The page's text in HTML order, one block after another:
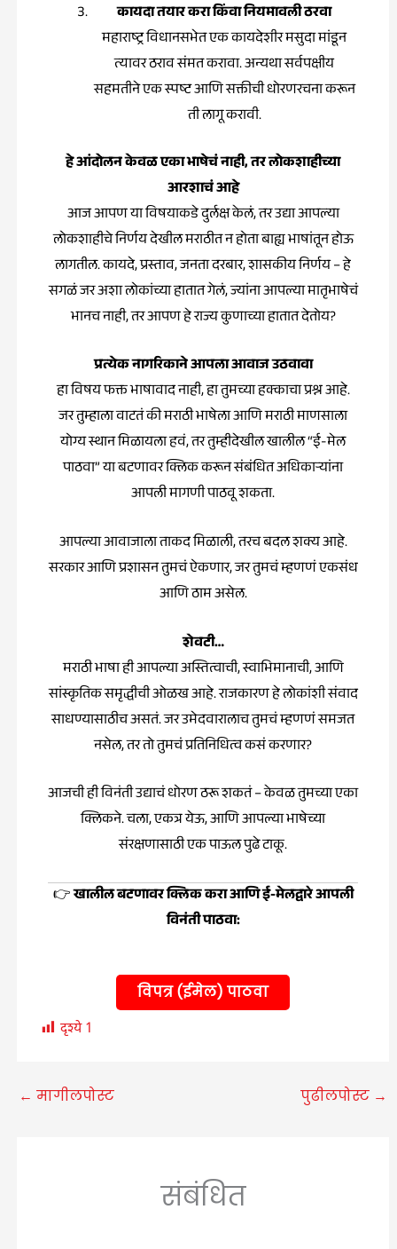
कायदा तयार करा किंवा नियमावली ठरवा
महाराष्ट्र विधानसभेत एक कायदेशीर मसुदा मांडून
त्यावर ठराव संमत करावा. अन्यथा सर्वपक्षीय
सहमतीने एक स्पष्ट आणि सक्तीची धोरणरचना करून
ती लागू करावी.
हे आंदोलन केवळ एका भाषेचं नाही, तर लोकशाहीच्या
आरशाचं आहे
आज आपण या विषयाकडे दुर्लक्ष केलं, तर उद्या आपल्या
लोकशाहीचे निर्णय देखील मराठीत न होता बाह्य भाषांतून होऊ
लागतील. कायदे, प्रस्ताव, जनता दरबार, शासकीय निर्णय – हे
सगळं जर अशा लोकांच्या हातात गेलं, ज्यांना आपल्या मातृभाषेचं
भानच नाही, तर आपण हे राज्य कुणाच्या हातात देतोय?
प्रत्येक नागरिकाने आपला आवाज उठवावा
हा विषय फक्त भाषावाद नाही, हा तुमच्या हक्काचा प्रश्न आहे.
जर तुम्हाला वाटतं की मराठी भाषेला आणि मराठी माणसाला
योग्य स्थान मिळायला हवं, तर तुम्हीदेखील खालील “ई-मेल
पाठवा” या बटणावर क्लिक करून संबंधित अधिकाऱ्यांना
आपली मागणी पाठवू शकता.
आपल्या आवाजाला ताकद मिळाली, तरच बदल शक्य आहे.
सरकार आणि प्रशासन तुमचं ऐकणार, जर तुमचं म्हणणं एकसंध
आणि ठाम असेल.
शेवटी…
मराठी भाषा ही आपल्या अस्तित्वाची, स्वाभिमानाची, आणि
सांस्कृतिक समृद्धीची ओळख आहे. राजकारण हे लोकांशी संवाद
साधण्यासाठीच असतं. जर उमेदवारालाच तुमचं म्हणणं समजत
नसेल, तर तो तुमचं प्रतिनिधित्व कसं करणार?
आजची ही विनंती उद्याचं धोरण ठरू शकतं – केवळ तुमच्या एका
क्लिकने. चला, एकत्र येऊ, आणि आपल्या भाषेच्या
संरक्षणासाठी एक पाऊल पुढे टाकू.
👉खालील बटणावर क्लिक करा आणि ई-मेलद्वारे आपली
विनंती पाठवा:
विपत्र (ईमेल) पाठवा
दृश्ये 1
← मागीलपोस्ट पुढीलपोस्ट →
संबंधित